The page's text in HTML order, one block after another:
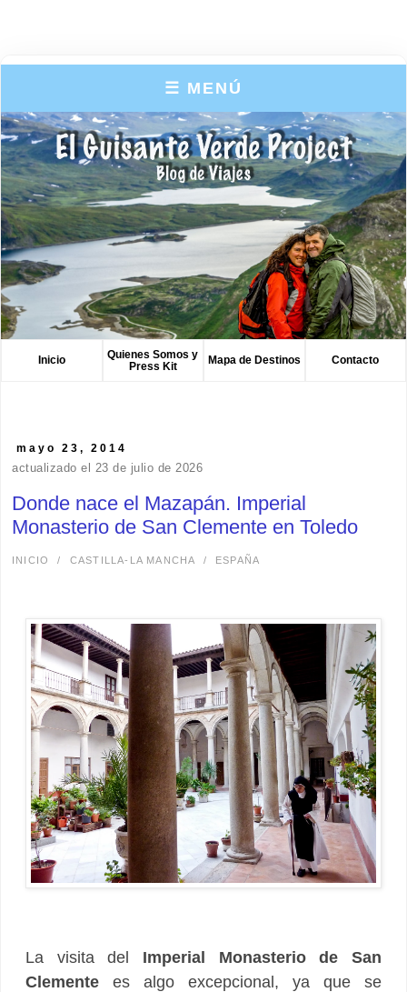
☰ MENÚ
Inicio
Quienes Somos y
Press Kit
Mapa de Destinos Contacto
mayo 23, 2014
actualizado el 23 de julio de 2026
Donde nace el Mazapán. Imperial
Monasterio de San Clemente en Toledo
INICIO / CASTILLA-LA MANCHA / ESPAÑA
La visita del Imperial Monasterio de San
Clemente es algo excepcional, ya que se